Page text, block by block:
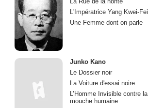
L'Impératrice Yang Kwei-Fei
Une Femme dont on parle
Junko Kano
Le Dossier noir
La Voiture d'essai noire
L’Homme Invisible contre la
mouche humaine